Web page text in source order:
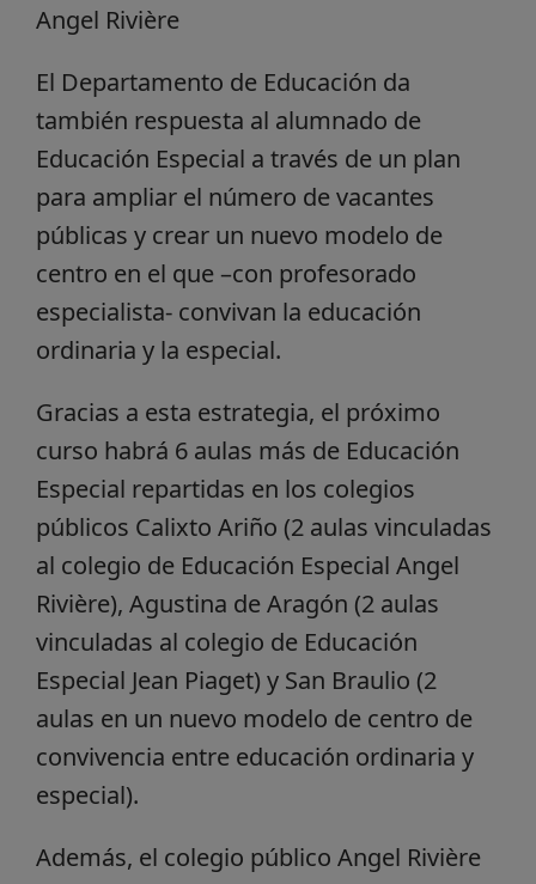
Angel Rivière
El Departamento de Educación da
también respuesta al alumnado de
Educación Especial a través de un plan
para ampliar el número de vacantes
públicas y crear un nuevo modelo de
centro en el que –con profesorado
especialista- convivan la educación
ordinaria y la especial.
Gracias a esta estrategia, el próximo
curso habrá 6 aulas más de Educación
Especial repartidas en los colegios
públicos Calixto Ariño (2 aulas vinculadas
al colegio de Educación Especial Angel
Rivière), Agustina de Aragón (2 aulas
vinculadas al colegio de Educación
Especial Jean Piaget) y San Braulio (2
aulas en un nuevo modelo de centro de
convivencia entre educación ordinaria y
especial).
Además, el colegio público Angel Rivière